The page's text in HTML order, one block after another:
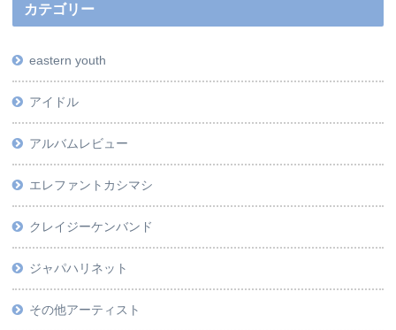
カテゴリー
eastern youth
アイドル
アルバムレビュー
エレファントカシマシ
クレイジーケンバンド
ジャパハリネット
その他アーティスト